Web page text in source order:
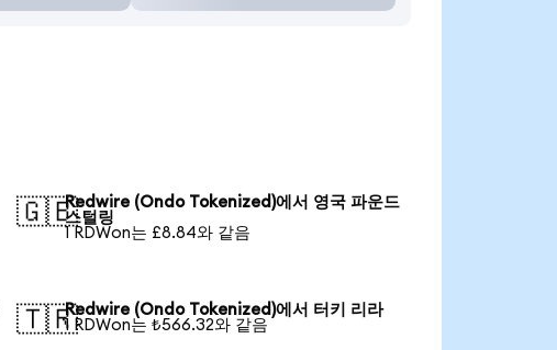
🇬🇧Redwire (Ondo Tokenized)에서 영국 파운드
스털링
1 RDWon는 £8.84와 같음
🇹🇷Redwire (Ondo Tokenized)에서 터키 리라
1 RDWon는 ₺566.32와 같음